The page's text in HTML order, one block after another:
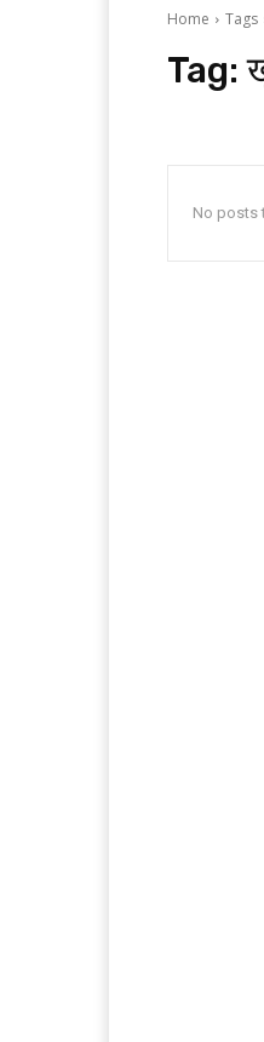
Home Tags
Tag:
No posts